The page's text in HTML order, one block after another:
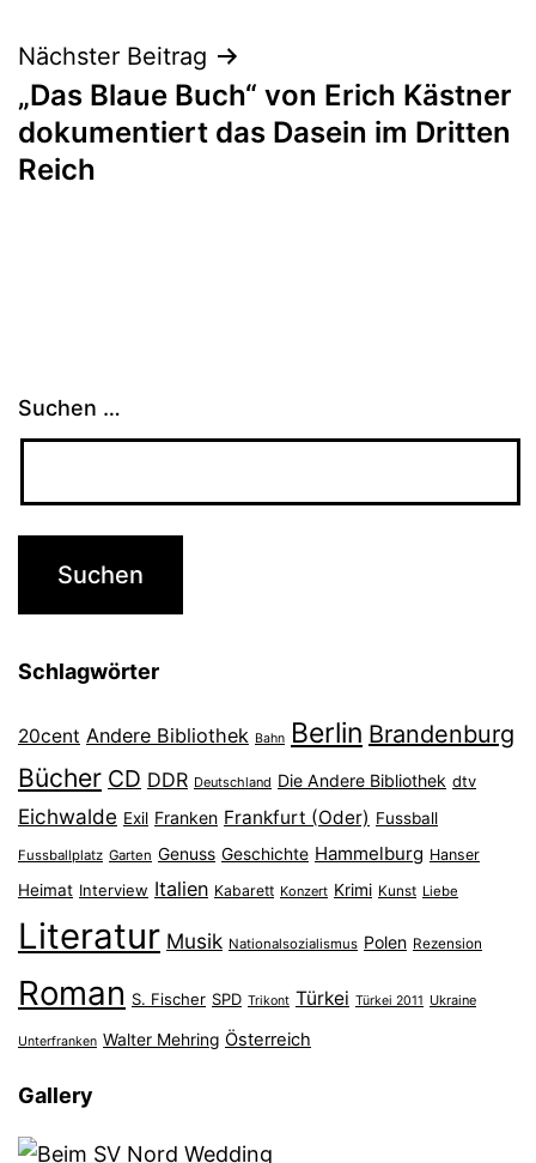
Nächster Beitrag
„Das Blaue Buch“ von Erich Kästner
dokumentiert das Dasein im Dritten
Reich
Suchen …
Schlagwörter
20cent Andere Bibliothek Bahn Berlin Brandenburg
Bücher CD DDR Deutschland Die Andere Bibliothek dtv
Eichwalde Exil Franken Frankfurt (Oder) Fussball
Fussballplatz Garten Genuss Geschichte Hammelburg Hanser
Heimat Interview Italien Kabarett Konzert Krimi Kunst Liebe
Literatur Musik Nationalsozialismus Polen Rezension
Roman S. Fischer SPD Trikont Türkei Türkei 2011 Ukraine
Unterfranken Walter Mehring Österreich
Gallery